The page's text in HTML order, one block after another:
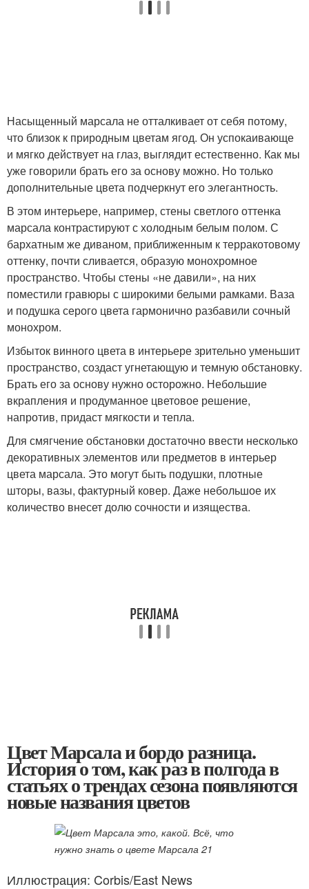
Насыщенный марсала не отталкивает от себя потому,
что близок к природным цветам ягод. Он успокаивающе
и мягко действует на глаз, выглядит естественно. Как мы
уже говорили брать его за основу можно. Но только
дополнительные цвета подчеркнут его элегантность.
В этом интерьере, например, стены светлого оттенка
марсала контрастируют с холодным белым полом. С
бархатным же диваном, приближенным к терракотовому
оттенку, почти сливается, образую монохромное
пространство. Чтобы стены «не давили», на них
поместили гравюры с широкими белыми рамками. Ваза
и подушка серого цвета гармонично разбавили сочный
монохром.
Избыток винного цвета в интерьере зрительно уменьшит
пространство, создаст угнетающую и темную обстановку.
Брать его за основу нужно осторожно. Небольшие
вкрапления и продуманное цветовое решение,
напротив, придаст мягкости и тепла.
Для смягчение обстановки достаточно ввести несколько
декоративных элементов или предметов в интерьер
цвета марсала. Это могут быть подушки, плотные
шторы, вазы, фактурный ковер. Даже небольшое их
количество внесет долю сочности и изящества.
Цвет Марсала и бордо разница.
История о том, как раз в полгода в
статьях о трендах сезона появляются
новые названия цветов
Иллюстрация: Corbis/East News